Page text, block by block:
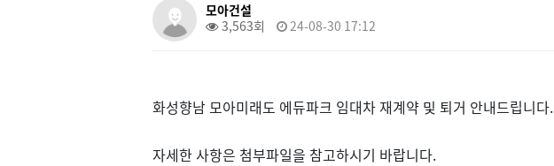
모아건설
3,563회
24-08-30 17:12
화성향남 모아미래도 에듀파크 임대차 재계약 및 퇴거 안내드립니다.
자세한 사항은 첨부파일을 참고하시기 바랍니다.